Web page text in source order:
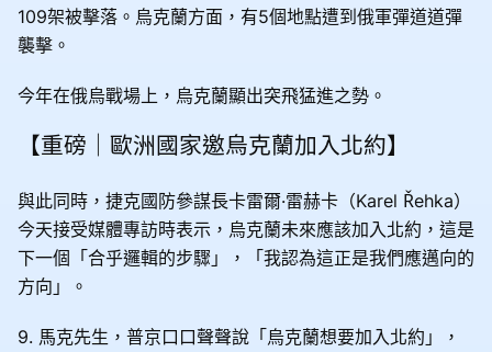
109架被擊落。烏克蘭方面，有5個地點遭到俄軍彈道道彈
襲擊。
今年在俄烏戰場上，烏克蘭顯出突飛猛進之勢。
【重磅｜歐洲國家邀烏克蘭加入北約】
與此同時，捷克國防參謀長卡雷爾·雷赫卡（Karel Řehka）
今天接受媒體專訪時表示，烏克蘭未來應該加入北約，這是
下一個「合乎邏輯的步驟」，「我認為這正是我們應邁向的
方向」。
9. 馬克先生，普京口口聲聲說「烏克蘭想要加入北約」，